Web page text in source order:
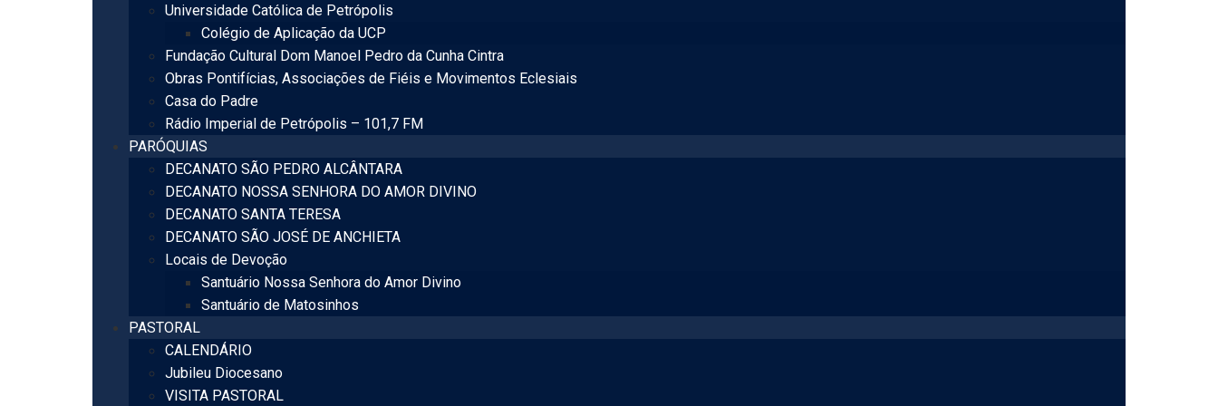
Universidade Católica de Petrópolis
Colégio de Aplicação da UCP
Fundação Cultural Dom Manoel Pedro da Cunha Cintra
Obras Pontifícias, Associações de Fiéis e Movimentos Eclesiais
Casa do Padre
Rádio Imperial de Petrópolis – 101,7 FM
PARÓQUIAS
DECANATO SÃO PEDRO ALCÂNTARA
DECANATO NOSSA SENHORA DO AMOR DIVINO
DECANATO SANTA TERESA
DECANATO SÃO JOSÉ DE ANCHIETA
Locais de Devoção
Santuário Nossa Senhora do Amor Divino
Santuário de Matosinhos
PASTORAL
CALENDÁRIO
Jubileu Diocesano
VISITA PASTORAL